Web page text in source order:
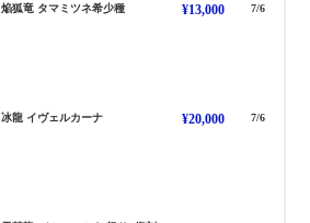
焔狐竜 タマミツネ希少種たまみつね ¥13,000 7/6
冰龍 イヴェルカーナいゔぇるかーな ¥20,000 7/6